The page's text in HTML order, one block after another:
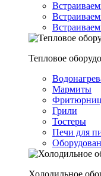
Тепловое
Мармиты
Грили
Тостеры
Печи для
Холодильное